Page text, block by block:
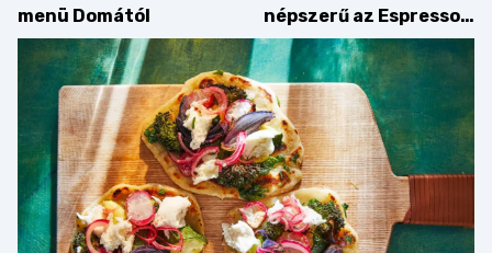
menü Domától
népszerű az Espresso
Martini – és mit
érdemes enni mellé?